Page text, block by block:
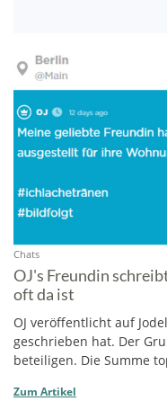
Chats
OJ's Freundin
oft da ist
OJ veröffentlicht auf
geschrieben hat. Der
beteiligen. Die Summe
Zum Artikel